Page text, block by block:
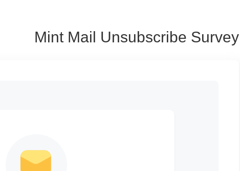
Mint Mail Unsubscribe Survey